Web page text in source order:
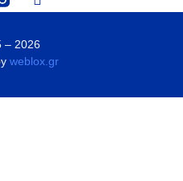
– 2026
weblox.gr